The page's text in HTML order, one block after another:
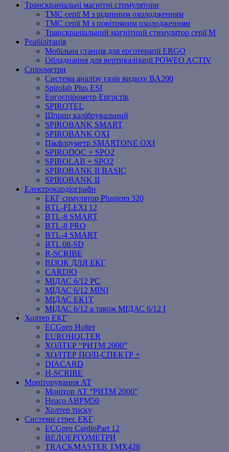
Транскраніальні магнітні стимулятори
ТМС серії M з рідинним охолодженням
ТМС серії M з повітряним охолодженням
Транскраніальний магнітний стимулятор серії M
Реабілітація
Мобільна станція для ерготерапії ERGO
Обладнання для вертикалізації POWEO ACTIV
Спірометри
Система аналізу газів видиху BA200
Spirolab Plus ESI
Ергоспірометр Ергостік
SPIROTEL
Шприц калібрувальний
SPIROBANK SMART
SPIROBANK OXI
Пікфлоуметр SMARTONE OXI
SPIRODOC + SPO2
SPIROLAB + SPO2
SPIROBANK II BASIC
SPIROBANK II
Електрокардіографи
ЕКГ симулятор Phantom 320
BTL-FLEXI 12
BTL-8 SMART
BTL-8 PRO
BTL-4 SMART
BTL 08-SD
R-SCRIBE
ВІЗОК ДЛЯ ЕКГ
CARDIO
МІДАС 6/12 PC
МІДАС 6/12 MINI
МІДАС ЕК1Т
МІДАС 6/12 а також МІДАС 6/12 І
Холтер ЕКГ
ECGpro Holter
EUROHOLTER
ХОЛТЕР “РИТМ 2000”
ХОЛТЕР ПОЛІ-СПЕКТР +
DIACARD
H-SCRIBE
Моніторування АТ
Монітор АТ “РИТМ 2000”
Heaco ABPM50
Холтер тиску
Системи стрес ЕКГ
ECGpro CardioPart 12
ВЕЛОЕРГОМЕТРИ
TRACKMASTER TMX428